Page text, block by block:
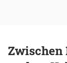
Zwischen